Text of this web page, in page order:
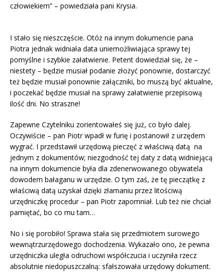
człowiekiem” – powiedziała pani Krysia.
I stało się nieszczęście. Otóż na innym dokumencie pana
Piotra jednak widniała data uniemożliwiająca sprawy tej
pomyślne i szybkie załatwienie. Petent dowiedział się, że –
niestety – będzie musiał podanie złożyć ponownie, dostarczyć
też będzie musiał ponownie załączniki, bo muszą być aktualne,
i poczekać będzie musiał na sprawy załatwienie przepisową
ilość dni. No straszne!
Zapewne Czytelniku zorientowałeś się już, co było dalej.
Oczywiście – pan Piotr wpadł w furię i postanowił z urzędem
wygrać. I przedstawił urzędową pieczęć z właściwą datą na
jednym z dokumentów; niezgodność tej daty z datą widniejącą
na innym dokumencie była dla zdenerwowanego obywatela
dowodem bałaganu w urzędzie. O tym zaś, że tę pieczątkę z
właściwą datą uzyskał dzięki złamaniu przez litościwą
urzędniczkę procedur – pan Piotr zapomniał. Lub też nie chciał
pamiętać, bo co mu tam…
No i się porobiło! Sprawa stała się przedmiotem surowego
wewnątrzurzędowego dochodzenia. Wykazało ono, że pewna
urzędniczka uległa odruchowi współczucia i uczyniła rzecz
absolutnie niedopuszczalną: sfałszowała urzędowy dokument.